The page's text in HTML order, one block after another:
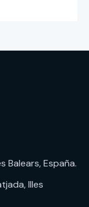
Balears, España.
Illes